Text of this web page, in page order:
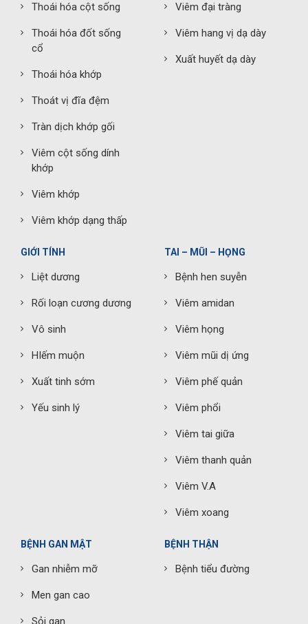
Thoái hóa cột sống
Thoái hóa đốt sống
cổ
Thoái hóa khớp
Thoát vị đĩa đệm
Tràn dịch khớp gối
Viêm cột sống dính
khớp
Viêm khớp
Viêm khớp dạng thấp
Viêm đại tràng
Viêm hang vị dạ dày
Xuất huyết dạ dày
GIỚI TÍNH
Liệt dương
Rối loạn cương dương
Vô sinh
HIếm muộn
Xuất tinh sớm
Yếu sinh lý
TAI – MŨI – HỌNG
Bệnh hen suyễn
Viêm amidan
Viêm họng
Viêm mũi dị ứng
Viêm phế quản
Viêm phổi
Viêm tai giữa
Viêm thanh quản
Viêm V.A
Viêm xoang
BỆNH GAN MẬT
Gan nhiễm mỡ
Men gan cao
Sỏi gan
BỆNH THẬN
Bệnh tiểu đường